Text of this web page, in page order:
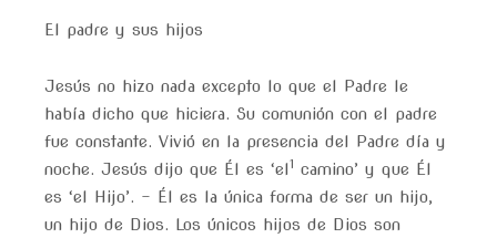
El padre y sus hijos
Jesús no hizo nada excepto lo que el Padre le
había dicho que hiciera. Su comunión con el padre
fue constante. Vivió en la presencia del Padre día y
noche. Jesús dijo que Él es ‘el1 camino’ y que Él
es ‘el Hijo’. – Él es la única forma de ser un hijo,
un hijo de Dios. Los únicos hijos de Dios son